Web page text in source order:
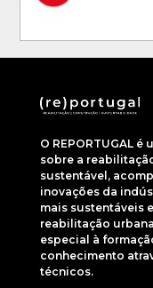
O REPORTUGAL
sobre a
sustentável,
inovações da
mais sustentáveis
reabilitação
especial à
conhecimento
técnicos.